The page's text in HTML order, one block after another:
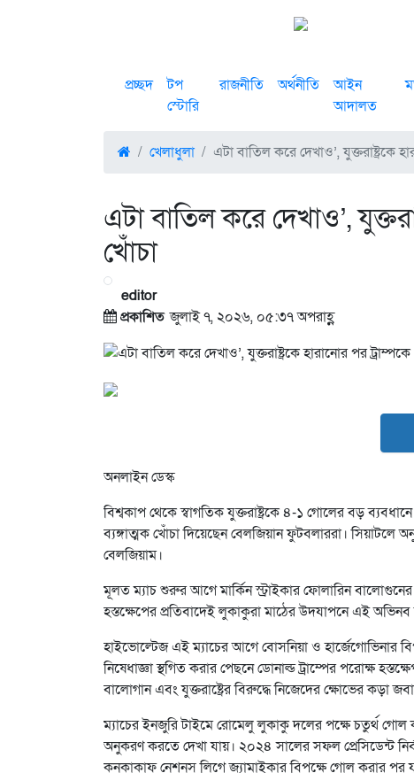
প্রচ্ছদ
টপ
স্টোরি
রাজনীতি অর্থনীতি
আইন
আদালত
খেলাধুলা এটা বাতিল করে দেখাও’, যুক্তরাষ্ট্রকে
এটা বাতিল করে দেখাও’,
খোঁচা
editor
প্রকাশিতজুলাই ৭, ২০২৬, ০৫:৩৭ অপরাহ্ণ
অনলাইন ডেস্ক
বিশ্বকাপ থেকে স্বাগতিক যুক্তরাষ্ট্রকে ৪-১ গোলের বড়
ব্যঙ্গাত্মক খোঁচা দিয়েছেন বেলজিয়ান ফুটবলাররা। সিয়াটলে
বেলজিয়াম।
মূলত ম্যাচ শুরুর আগে মার্কিন স্ট্রাইকার ফোলারিন বালোগুনের
হস্তক্ষেপের প্রতিবাদেই লুকাকুরা মাঠের উদযাপনে এই
হাইভোল্টেজ এই ম্যাচের আগে বোসনিয়া ও হার্জেগোভিনার
নিষেধাজ্ঞা স্থগিত করার পেছনে ডোনাল্ড ট্রাম্পের পরোক্ষ
বালোগান এবং যুক্তরাষ্ট্রের বিরুদ্ধে নিজেদের ক্ষোভের কড়া
ম্যাচের ইনজুরি টাইমে রোমেলু লুকাকু দলের পক্ষে চতুর্থ
অনুকরণ করতে দেখা যায়। ২০২৪ সালের সফল প্রেসিডেন্ট
কনকাকাফ নেশনস লিগে জ্যামাইকার বিপক্ষে গোল করার পর